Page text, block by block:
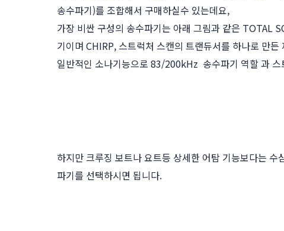
송수파기)를 조합해서 구매하실수 있는데요,
가장 비싼 구성의 송수파기는 아래 그림과 같은 TOTAL
기이며 CHIRP, 스트럭처 스캔의 트랜듀서를 하나로 만든
일반적인 소나기능으로 83/200kHz 송수파기 역할 과
하지만 크루징 보트나 요트등 상세한 어탐 기능보다는
파기를 선택하시면 됩니다.